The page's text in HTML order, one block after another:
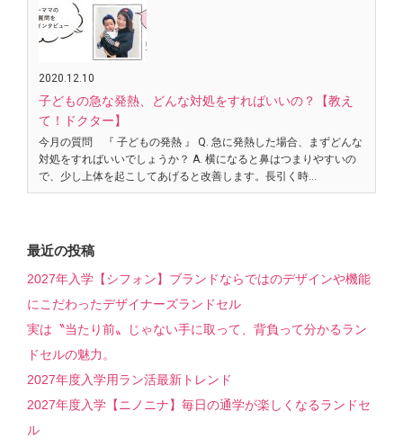
2020.12.10
子どもの急な発熱、どんな対処をすればいいの？【教え
て！ドクター】
今月の質問 『 子どもの発熱 』 Q. 急に発熱した場合、まずどんな
対処をすればいいでしょうか？ A. 横になると鼻はつまりやすいの
で、少し上体を起こしてあげると改善します。長引く時…
最近の投稿
2027年入学【シフォン】ブランドならではのデザインや機能
にこだわったデザイナーズランドセル
実は〝当たり前〟じゃない手に取って、背負って分かるラン
ドセルの魅力。
2027年度入学用ラン活最新トレンド
2027年度入学【ニノニナ】毎日の通学が楽しくなるランドセ
ル